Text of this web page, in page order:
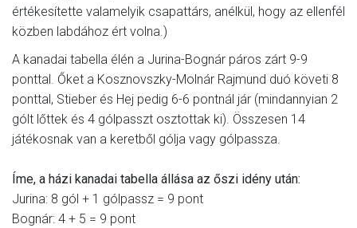
értékesítette valamelyik csapattárs, anélkül, hogy az ellenfél
közben labdához ért volna.)
A kanadai tabella élén a Jurina-Bognár páros zárt 9-9
ponttal. Őket a Kosznovszky-Molnár Rajmund duó követi 8
ponttal, Stieber és Hej pedig 6-6 pontnál jár (mindannyian 2
gólt lőttek és 4 gólpasszt osztottak ki). Összesen 14
játékosnak van a keretből gólja vagy gólpassza.
Íme, a házi kanadai tabella állása az őszi idény után:
Jurina: 8 gól + 1 gólpassz = 9 pont
Bognár: 4 + 5 = 9 pont